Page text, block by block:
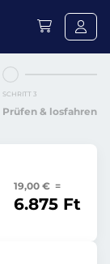
SCHRITT 3
Prüfen & losfahren
19,00 € =
6.875 Ft